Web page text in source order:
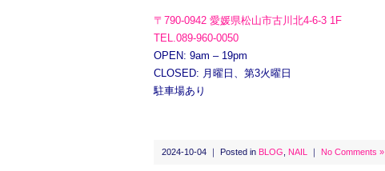
〒790-0942 愛媛県松山市古川北4-6-3 1F
TEL.089-960-0050
OPEN: 9am – 19pm
CLOSED: 月曜日、第3火曜日
駐車場あり
2024-10-04 ｜ Posted in BLOG NAIL ｜ No Comments »